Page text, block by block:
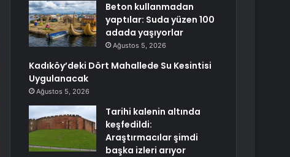
Beton kullanmadan
yaptılar: Suda yüzen 100
adada yaşıyorlar
Ağustos 5, 2026
Kadıköy’deki Dört Mahallede Su Kesintisi
Uygulanacak
Ağustos 5, 2026
Tarihi kalenin altında
keşfedildi:
Araştırmacılar şimdi
başka izleri arıyor